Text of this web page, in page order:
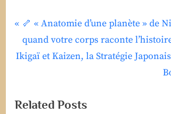
Navigation
de
P
r
e
o
🦴 « Anatomie d’une planète » de
quand votre corps raconte
N
t
Ikigaï et Kaizen, la Stratégie
Related Posts